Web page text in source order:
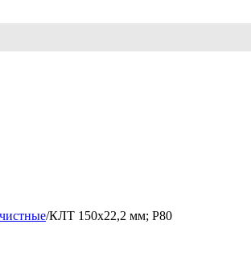
/КЛТ 150х22,2 мм; Р80